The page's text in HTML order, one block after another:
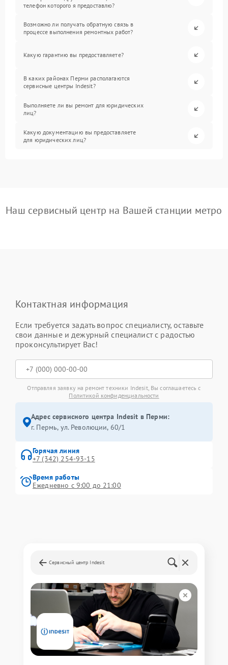
телефон которого я предоставлю?
Возможно ли получать обратную связь в
процессе выполнения ремонтных работ?
Какую гарантию вы предоставляете?
В каких районах Перми располагаются
сервисные центры Indesit?
Выполняете ли вы ремонт для юридических
лиц?
Какую документацию вы предоставляете
для юридических лиц?
Наш сервисный центр на Вашей станции метро
Контактная информация
Если требуется задать вопрос специалисту, оставьте
свои данные и дежурный специалист с радостью
проконсультирует Вас!
Отправляя заявку на ремонт техники Indesit, Вы соглашаетесь с
Политикой конфиденциальности
Адрес сервисного центра Indesit в Перми:
г. Пермь, ул. ​Революции, 60/1
Горячая линия
+7 (342) 254-93-15
Время работы
Ежедневно с 9:00 до 21:00
Сервисный центр Indesit